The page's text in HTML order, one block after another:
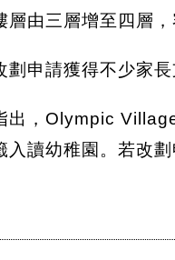
層由三層增至四層
劃申請獲得不少家
出，Olympic
入讀幼稚園。若改